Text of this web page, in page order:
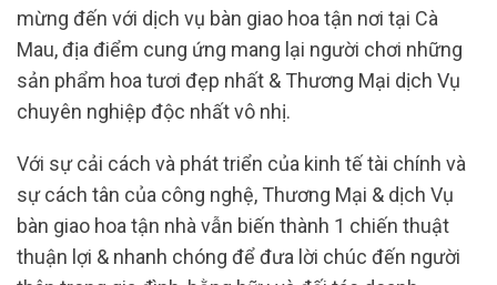
mừng đến với dịch vụ bàn giao hoa tận nơi tại Cà
Mau, địa điểm cung ứng mang lại người chơi những
sản phẩm hoa tươi đẹp nhất & Thương Mại dịch Vụ
chuyên nghiệp độc nhất vô nhị.
Với sự cải cách và phát triển của kinh tế tài chính và
sự cách tân của công nghệ, Thương Mại & dịch Vụ
bàn giao hoa tận nhà vẫn biến thành 1 chiến thuật
thuận lợi & nhanh chóng để đưa lời chúc đến người